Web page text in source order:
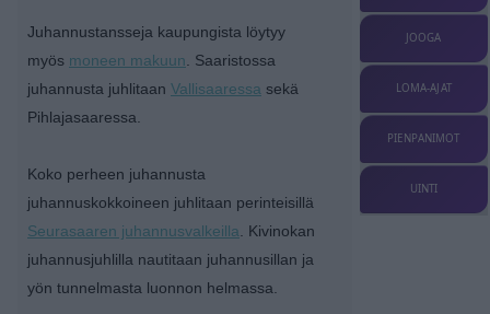
Juhannustansseja kaupungista löytyy
myös moneen makuun . Saaristossa
juhannusta juhlitaan Vallisaaressa sekä
Pihlajasaaressa.
Koko perheen juhannusta
juhannuskokkoineen juhlitaan perinteisillä
Seurasaaren juhannusvalkeilla . Kivinokan
juhannusjuhlilla nautitaan juhannusillan ja
yön tunnelmasta luonnon helmassa.
JOOGA
LOMA-AJAT
PIENPANIMOT
UINTI